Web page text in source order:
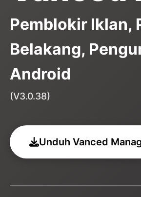
Pemblokir Iklan,
Belakang,
Android
(V3.0.38)
Unduh Vanced